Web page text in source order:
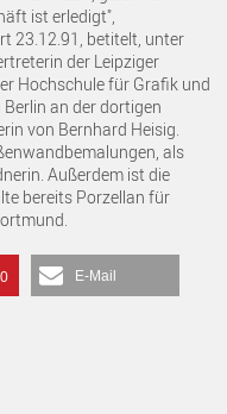
ist erledigt",
23.12.91, betitelt, unter
der Leipziger
Hochschule für Grafik und
an der dortigen
von Bernhard Heisig.
als
Außerdem ist die
bereits Porzellan für
0 E-Mail